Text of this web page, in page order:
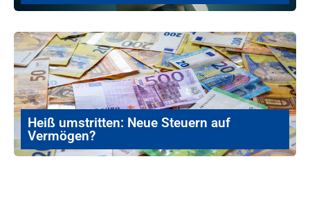
Heiß umstritten: Neue Steuern auf
Vermögen?